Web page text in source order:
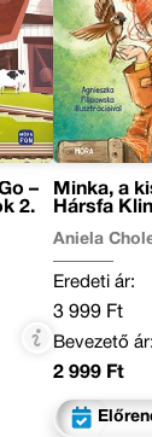
–
2.
Minka, a
Hársfa
Aniela
Eredeti ár:
3 999 Ft
Bevezető ár:
2 999 Ft